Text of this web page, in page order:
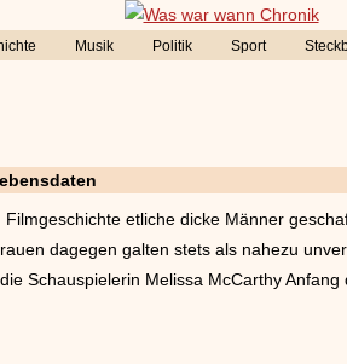
Musik Politik Sport
etliche dicke Männer
dagegen galten stets als nahezu
Schauspielerin Melissa McCarthy